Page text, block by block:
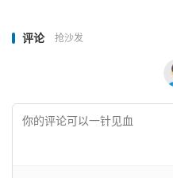
评论 抢沙发